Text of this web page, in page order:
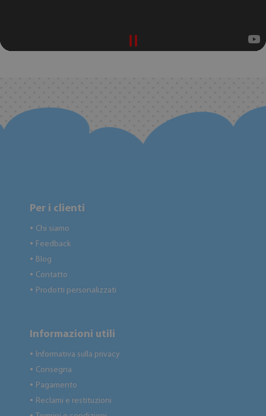
Per i clienti
● Chi siamo
● Feedback
● Blog
● Contatto
● Prodotti personalizzati
Informazioni utili
● Informativa sulla privacy
● Consegna
● Pagamento
● Reclami e restituzioni